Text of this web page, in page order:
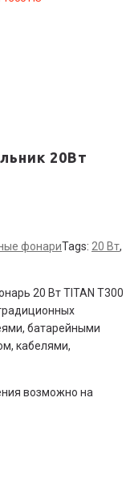
20Вт
фонариTags: 20 Вт,
20 Вт TITAN T300
батарейными
кабелями,
возможно на